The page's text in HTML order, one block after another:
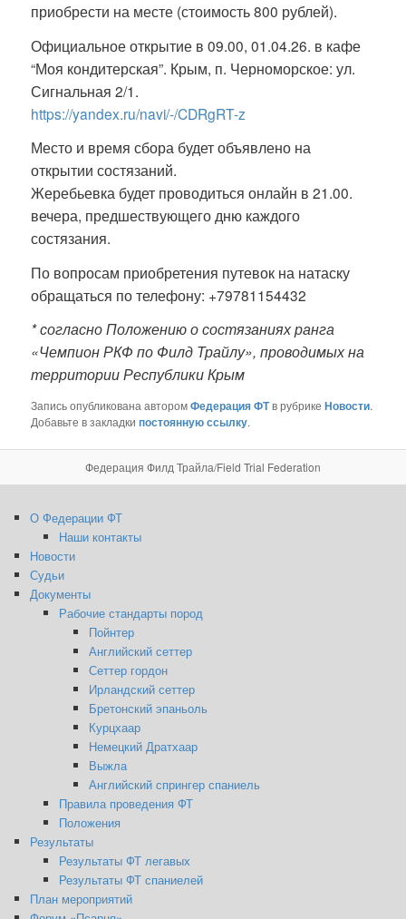
приобрести на месте (стоимость 800 рублей).
Официальное открытие в 09.00, 01.04.26. в кафе
“Моя кондитерская”. Крым, п. Черноморское: ул.
Сигнальная 2/1.
https://yandex.ru/navi/-/CDRgRT-z
Место и время сбора будет объявлено на
открытии состязаний.
Жеребьевка будет проводиться онлайн в 21.00.
вечера, предшествующего дню каждого
состязания.
По вопросам приобретения путевок на натаску
обращаться по телефону: +79781154432
* согласно Положению о состязаниях ранга
«Чемпион РКФ по Филд Трайлу», проводимых на
территории Республики Крым
Запись опубликована авторомФедерация ФТв рубрикеНовости.
Добавьте в закладкипостоянную ссылку.
Федерация Филд Трайла/Field Trial Federation
О Федерации ФТ
Наши контакты
Новости
Судьи
Документы
Рабочие стандарты пород
Пойнтер
Английский сеттер
Сеттер гордон
Ирландский сеттер
Бретонский эпаньоль
Курцхаар
Немецкий Дратхаар
Выжла
Английский спрингер спаниель
Правила проведения ФТ
Положения
Результаты
Результаты ФТ легавых
Результаты ФТ спаниелей
План мероприятий